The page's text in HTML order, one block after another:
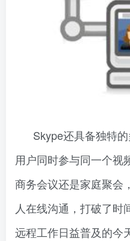
Skype还具备独特
用户同时参与同一个视
商务会议还是家庭聚会
人在线沟通，打破了时
远程工作日益普及的今